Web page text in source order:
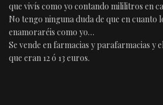
que vivís como yo contando mililitros en
No tengo ninguna duda de que en cuanto
enamoraréis como yo…
Se vende en farmacias y parafarmacias
que eran 12 ó 13 euros.